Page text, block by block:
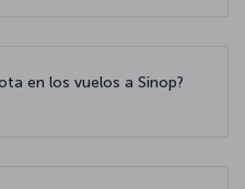
en los vuelos a Sinop?